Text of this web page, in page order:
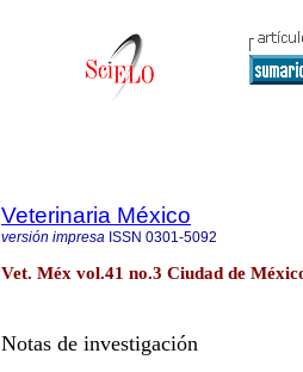
Veterinaria México
versión impresa ISSN 0301-5092
Vet. Méx vol.41 no.3 Ciudad de
Notas de investigación